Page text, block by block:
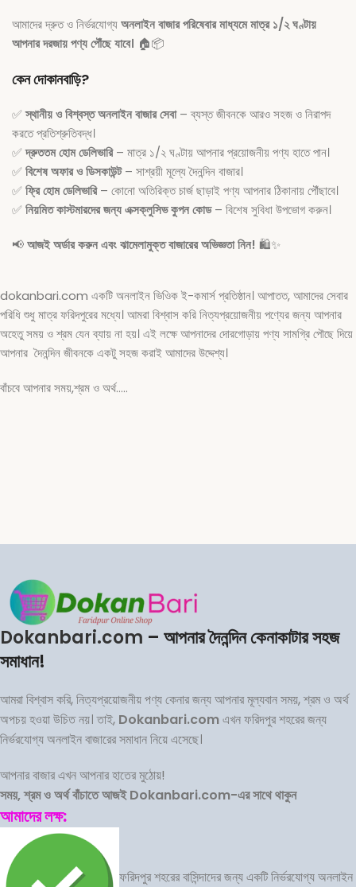
আমাদের দ্রুত ও নির্ভরযোগ্যঅনলাইন বাজার পরিষেবার মাধ্যমে মাত্র ১/২ ঘণ্টায়
আপনার দরজায় পণ্য পৌঁছে যাবে। 🏠📦
কেন দোকানবাড়ি?
✅স্থানীয় ও বিশ্বস্ত অনলাইন বাজার সেবা– ব্যস্ত জীবনকে আরও সহজ ও নিরাপদ
করতে প্রতিশ্রুতিবদ্ধ।
✅দ্রুততম হোম ডেলিভারি– মাত্র ১/২ ঘণ্টায় আপনার প্রয়োজনীয় পণ্য হাতে পান।
✅ বিশেষ অফার ও ডিসকাউন্ট– সাশ্রয়ী মূল্যে দৈনন্দিন বাজার।
✅ ফ্রি হোম ডেলিভারি– কোনো অতিরিক্ত চার্জ ছাড়াই পণ্য আপনার ঠিকানায় পৌঁছাবে।
✅ নিয়মিত কাস্টমারদের জন্য এক্সক্লুসিভ কুপন কোড– বিশেষ সুবিধা উপভোগ করুন।
📢আজই অর্ডার করুন এবং ঝামেলামুক্ত বাজারের অভিজ্ঞতা নিন! 🛍️✨
dokanbari.com একটি অনলাইন ভিওিক ই-কমার্স প্রতিষ্ঠান। আপাতত, আমাদের সেবার
পরিধি শুধু মাত্র ফরিদপুরের মধ্যে। আমরা বিশ্বাস করি নিত্যপ্রয়োজনীয় পণ্যের জন্য আপনার
অহেতু সময় ও শ্রম যেন ব্যায় না হয়। এই লক্ষে আপনাদের দোরগোড়ায় পণ্য সামগ্রি পৌছে দিয়ে
আপনার দৈনন্দিন জীবনকে একটু সহজ করাই আমাদের উদ্দেশ্য।
বাঁচবে আপনার সময়,শ্রম ও অর্থ…..
Dokanbari.com – আপনার দৈনন্দিন কেনাকাটার সহজ
সমাধান!
আমরা বিশ্বাস করি, নিত্যপ্রয়োজনীয় পণ্য কেনার জন্য আপনার মূল্যবান সময়, শ্রম ও অর্থ
অপচয় হওয়া উচিত নয়। তাই, Dokanbari.comএখন ফরিদপুর শহরের জন্য
নির্ভরযোগ্য অনলাইন বাজারের সমাধান নিয়ে এসেছে।
আপনার বাজার এখন আপনার হাতের মুঠোয়!
সময়, শ্রম ও অর্থ বাঁচাতে আজই Dokanbari.com-এর সাথে থাকুন
আমাদের লক্ষ:
ফরিদপুর শহরের বাসিন্দাদের জন্য একটি নির্ভরযোগ্য অনলাইন